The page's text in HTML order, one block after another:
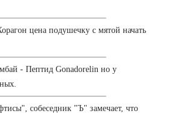
цена подушечку с мятой начать
- Пептид Gonadorelin но у
собеседник "Ъ" замечает, что